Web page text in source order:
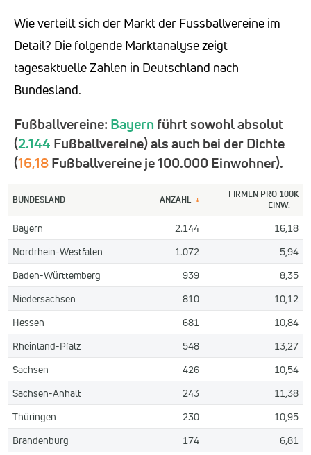
Wie verteilt sich der Markt der Fussballvereine im
Detail? Die folgende Marktanalyse zeigt
tagesaktuelle Zahlen in Deutschland nach
Bundesland.
Fußballvereine: Bayern führt sowohl absolut
(2.144 Fußballvereine) als auch bei der Dichte
(16,18Fußballvereine je 100.000 Einwohner).
BUNDESLAND ANZAHL ↓
FIRMEN PRO 100K
EINW.
Bayern 2.144
16,18
Nordrhein-Westfalen
1.072
5,94
Baden-Württemberg
939
8,35
Niedersachsen
810
10,12
Hessen
681
10,84
Rheinland-Pfalz
548
13,27
Sachsen
426
10,54
Sachsen-Anhalt
243
11,38
Thüringen
230
10,95
Brandenburg
174
6,81